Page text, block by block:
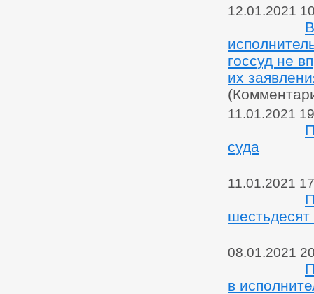
12.01.2021
госсуд не
их
11.01.2021
суда
11.01.2021
шестьдесят
08.01.2021
в